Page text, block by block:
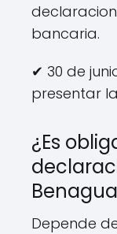
bancaria.
✔ 30 de
presentar
¿Es
Depende